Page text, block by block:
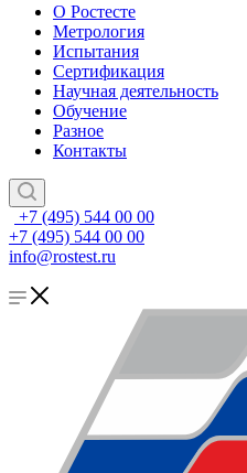
О Ростесте
Метрология
Испытания
Сертификация
Научная деятельность
Обучение
Разное
Контакты
+7 (495) 544 00 00
+7 (495) 544 00 00
info@rostest.ru